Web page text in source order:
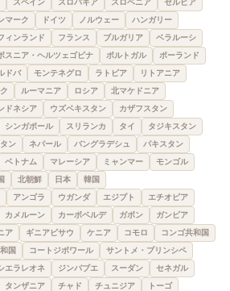
スペイン スロバキア スロベニア
セルビア
マーク ドイツ ノルウェー
ハンガリー
ィンランド フランス ブルガリア
ベラルーシ
スニア・ヘルツェゴビナ ポルトガル
ポーランド
ドバ モンテネグロ ラトビア
リトアニア
ルーマニア ロシア 北マケドニア
ドネシア ウズベキスタン
カザフスタン
シンガポール スリランカ タイ
タジキスタン
ン
ネパール バングラデシュ
パキスタン
ベトナム マレーシア ミャンマー
モンゴル
北朝鮮 日本 韓国
アンゴラ ウガンダ エジプト
エチオピア
カメルーン カーボベルデ ガボン
ガンビア
ア ギニアビサウ ケニア コモロ
コンゴ共和国
国
コートジボワール
サントメ・プリンシペ
エラレオネ ジンバブエ スーダン
セネガル
タンザニア チャド チュニジア
トーゴ